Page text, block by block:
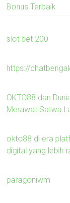
Bonus Terbaik
slot bet 200
https://
OKTO88 dan
Merawat Satwa
okto88 di era
digital yang lebih
paragoniwm